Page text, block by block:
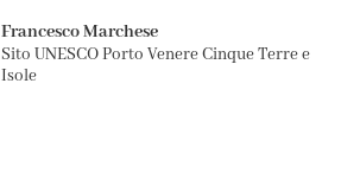
Francesco Marchese
Sito UNESCO Porto Venere Cinque Terre e
Isole